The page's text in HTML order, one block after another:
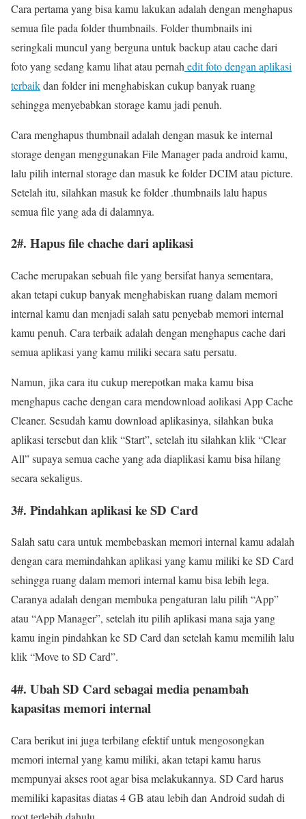
Cara pertama yang bisa kamu lakukan adalah dengan menghapus
semua file pada folder thumbnails. Folder thumbnails ini
seringkali muncul yang berguna untuk backup atau cache dari
foto yang sedang kamu lihat atau pernah edit foto dengan aplikasi
terbaikdan folder ini menghabiskan cukup banyak ruang
sehingga menyebabkan storage kamu jadi penuh.
Cara menghapus thumbnail adalah dengan masuk ke internal
storage dengan menggunakan File Manager pada android kamu,
lalu pilih internal storage dan masuk ke folder DCIM atau picture.
Setelah itu, silahkan masuk ke folder .thumbnails lalu hapus
semua file yang ada di dalamnya.
2#. Hapus file chache dari aplikasi
Cache merupakan sebuah file yang bersifat hanya sementara,
akan tetapi cukup banyak menghabiskan ruang dalam memori
internal kamu dan menjadi salah satu penyebab memori internal
kamu penuh. Cara terbaik adalah dengan menghapus cache dari
semua aplikasi yang kamu miliki secara satu persatu.
Namun, jika cara itu cukup merepotkan maka kamu bisa
menghapus cache dengan cara mendownload aolikasi App Cache
Cleaner. Sesudah kamu download aplikasinya, silahkan buka
aplikasi tersebut dan klik “Start”, setelah itu silahkan klik “Clear
All” supaya semua cache yang ada diaplikasi kamu bisa hilang
secara sekaligus.
3#. Pindahkan aplikasi ke SD Card
Salah satu cara untuk membebaskan memori internal kamu adalah
dengan cara memindahkan aplikasi yang kamu miliki ke SD Card
sehingga ruang dalam memori internal kamu bisa lebih lega.
Caranya adalah dengan membuka pengaturan lalu pilih “App”
atau “App Manager”, setelah itu pilih aplikasi mana saja yang
kamu ingin pindahkan ke SD Card dan setelah kamu memilih lalu
klik “Move to SD Card”.
4#. Ubah SD Card sebagai media penambah
kapasitas memori internal
Cara berikut ini juga terbilang efektif untuk mengosongkan
memori internal yang kamu miliki, akan tetapi kamu harus
mempunyai akses root agar bisa melakukannya. SD Card harus
memiliki kapasitas diatas 4 GB atau lebih dan Android sudah di